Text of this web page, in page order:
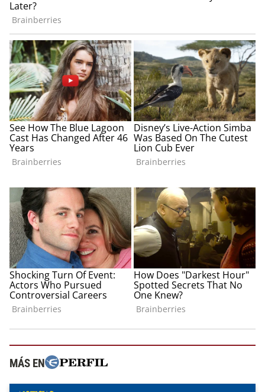
MÁS EN